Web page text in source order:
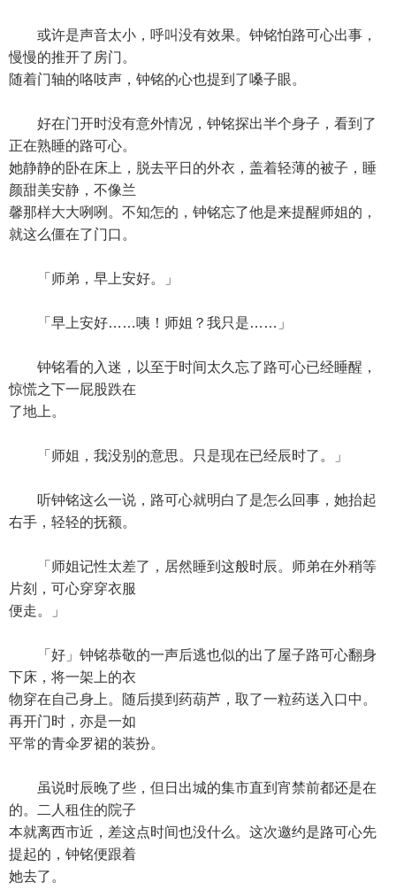
或许是声音太小，呼叫没有效果。钟铭怕路可心出事，
慢慢的推开了房门。
随着门轴的咯吱声，钟铭的心也提到了嗓子眼。
好在门开时没有意外情况，钟铭探出半个身子，看到了
正在熟睡的路可心。
她静静的卧在床上，脱去平日的外衣，盖着轻薄的被子，睡
颜甜美安静，不像兰
馨那样大大咧咧。不知怎的，钟铭忘了他是来提醒师姐的，
就这么僵在了门口。
「师弟，早上安好。」
「早上安好……咦！师姐？我只是……」
钟铭看的入迷，以至于时间太久忘了路可心已经睡醒，
惊慌之下一屁股跌在
了地上。
「师姐，我没别的意思。只是现在已经辰时了。」
听钟铭这么一说，路可心就明白了是怎么回事，她抬起
右手，轻轻的抚额。
「师姐记性太差了，居然睡到这般时辰。师弟在外稍等
片刻，可心穿穿衣服
便走。」
「好」钟铭恭敬的一声后逃也似的出了屋子路可心翻身
下床，将一架上的衣
物穿在自己身上。随后摸到药葫芦，取了一粒药送入口中。
再开门时，亦是一如
平常的青伞罗裙的装扮。
虽说时辰晚了些，但日出城的集市直到宵禁前都还是在
的。二人租住的院子
本就离西市近，差这点时间也没什么。这次邀约是路可心先
提起的，钟铭便跟着
她去了。